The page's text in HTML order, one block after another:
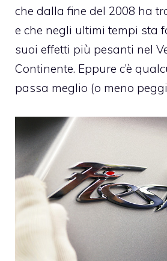
che dalla fine del 2008 ha
e che negli ultimi tempi sta
suoi effetti più pesanti nel
Continente. Eppure c’è
passa meglio (o meno